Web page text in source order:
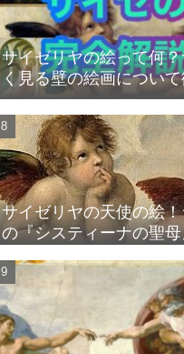
サイゼリヤの絵って何
く見る壁の絵画について
サイゼリヤの天使の絵
の『システィーナの聖